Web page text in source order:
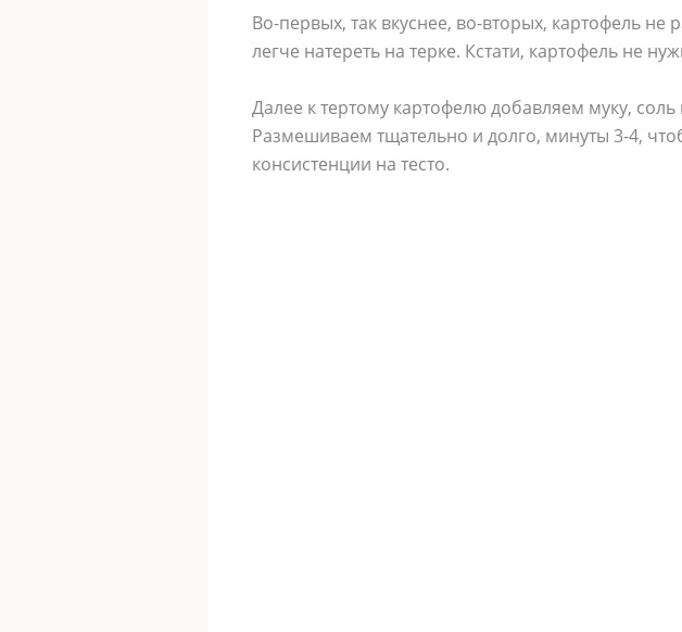
Во-первых, так вкуснее, во-вторых, картофель не
легче натереть на терке. Кстати, картофель не
Далее к тертому картофелю добавляем муку,
Размешиваем тщательно и долго, минуты 3-4,
консистенции на тесто.